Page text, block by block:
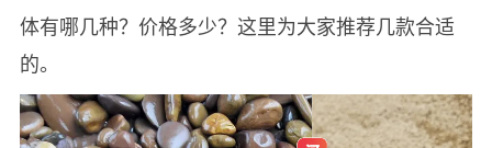
体有哪几种？价格多少？这里为大家推荐几款合适
的。